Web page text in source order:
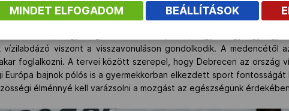
karrierjét, mindennapjait tudatosan kell felépíteni válaszolta
kérdésére. A világ –és Európa-bajnok úszónő 4 éves kora óta úszik
az életébe, hogy meg sem fordul a fejében, hogy kihagy egy-egy
vízilabdázó viszont a visszavonuláson gondolkodik. A medencétől
foglalkozni. A tervei között szerepel, hogy Debrecen az ország
Európa bajnok pólós is a gyermekkorban elkezdett sport
élménnyé kell varázsolni a mozgást az egészségünk
MINDET ELFOGADOM BEÁLLÍTÁSOK